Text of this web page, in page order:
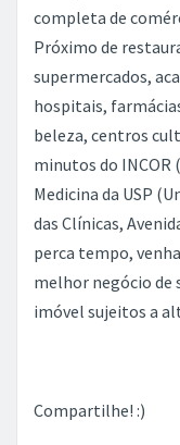
completa de
Próximo de
supermercados,
hospitais,
beleza, centros
minutos do INCOR
Medicina da USP
das Clínicas,
perca tempo,
melhor negócio de
imóvel sujeitos a
Compartilhe! :)